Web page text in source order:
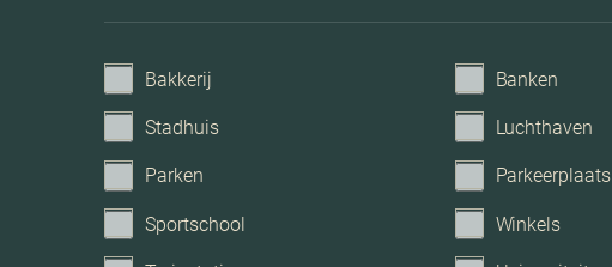
Bakkerij Banken
Stadhuis Luchthaven
Parken Parkeerplaats
Sportschool Winkels